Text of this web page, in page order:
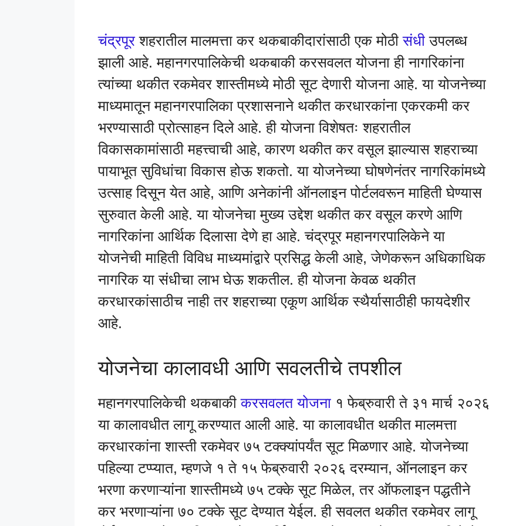
चंद्रपूरशहरातील मालमत्ता कर थकबाकीदारांसाठी एक मोठीसंधी उपलब्ध
झाली आहे. महानगरपालिकेची थकबाकी करसवलत योजना ही नागरिकांना
त्यांच्या थकीत रकमेवर शास्तीमध्ये मोठी सूट देणारी योजना आहे. या योजनेच्या
माध्यमातून महानगरपालिका प्रशासनाने थकीत करधारकांना एकरकमी कर
भरण्यासाठी प्रोत्साहन दिले आहे. ही योजना विशेषतः शहरातील
विकासकामांसाठी महत्त्वाची आहे, कारण थकीत कर वसूल झाल्यास शहराच्या
पायाभूत सुविधांचा विकास होऊ शकतो. या योजनेच्या घोषणेनंतर नागरिकांमध्ये
उत्साह दिसून येत आहे, आणि अनेकांनी ऑनलाइन पोर्टलवरून माहिती घेण्यास
सुरुवात केली आहे. या योजनेचा मुख्य उद्देश थकीत कर वसूल करणे आणि
नागरिकांना आर्थिक दिलासा देणे हा आहे. चंद्रपूर महानगरपालिकेने या
योजनेची माहिती विविध माध्यमांद्वारे प्रसिद्ध केली आहे, जेणेकरून अधिकाधिक
नागरिक या संधीचा लाभ घेऊ शकतील. ही योजना केवळ थकीत
करधारकांसाठीच नाही तर शहराच्या एकूण आर्थिक स्थैर्यासाठीही फायदेशीर
आहे.
योजनेचा कालावधी आणि सवलतीचे तपशील
महानगरपालिकेची थकबाकीकरसवलत योजना १ फेब्रुवारी ते ३१ मार्च २०२६
या कालावधीत लागू करण्यात आली आहे. या कालावधीत थकीत मालमत्ता
करधारकांना शास्ती रकमेवर ७५ टक्क्यांपर्यंत सूट मिळणार आहे. योजनेच्या
पहिल्या टप्प्यात, म्हणजे १ ते १५ फेब्रुवारी २०२६ दरम्यान, ऑनलाइन कर
भरणा करणाऱ्यांना शास्तीमध्ये ७५ टक्के सूट मिळेल, तर ऑफलाइन पद्धतीने
कर भरणाऱ्यांना ७० टक्के सूट देण्यात येईल. ही सवलत थकीत रकमेवर लागू